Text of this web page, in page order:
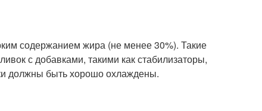
содержанием жира (не менее 30%). Такие
с добавками, такими как стабилизаторы,
должны быть хорошо охлаждены.